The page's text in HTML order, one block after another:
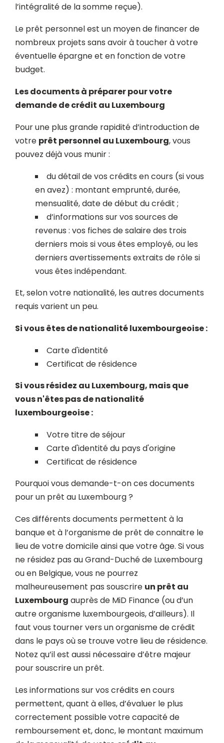
l’intégralité de la somme reçue).
Le prêt personnel est un moyen de financer de
nombreux projets sans avoir à toucher à votre
éventuelle épargne et en fonction de votre
budget.
Les documents à préparer pour votre
demande de crédit au Luxembourg
Pour une plus grande rapidité d’introduction de
votre prêt personnel au Luxembourg, vous
pouvez déjà vous munir :
du détail de vos crédits en cours (si vous
en avez) : montant emprunté, durée,
mensualité, date de début du crédit ;
d’informations sur vos sources de
revenus : vos fiches de salaire des trois
derniers mois si vous êtes employé, ou les
derniers avertissements extraits de rôle si
vous êtes indépendant.
Et, selon votre nationalité, les autres documents
requis varient un peu.
Si vous êtes de nationalité luxembourgeoise :
Carte d'identité
Certificat de résidence
Si vous résidez au Luxembourg, mais que
vous n'êtes pas de nationalité
luxembourgeoise :
Votre titre de séjour
Carte d'identité du pays d'origine
Certificat de résidence
Pourquoi vous demande-t-on ces documents
pour un prêt au Luxembourg ?
Ces différents documents permettent à la
banque et à l’organisme de prêt de connaitre le
lieu de votre domicile ainsi que votre âge. Si vous
ne résidez pas au Grand-Duché de Luxembourg
ou en Belgique, vous ne pourrez
malheureusement pas souscrire un prêt au
Luxembourg auprès de MiD Finance (ou d’un
autre organisme luxembourgeois, d’ailleurs). Il
faut vous tourner vers un organisme de crédit
dans le pays où se trouve votre lieu de résidence.
Notez qu’il est aussi nécessaire d’être majeur
pour souscrire un prêt.
Les informations sur vos crédits en cours
permettent, quant à elles, d’évaluer le plus
correctement possible votre capacité de
remboursement et, donc, le montant maximum